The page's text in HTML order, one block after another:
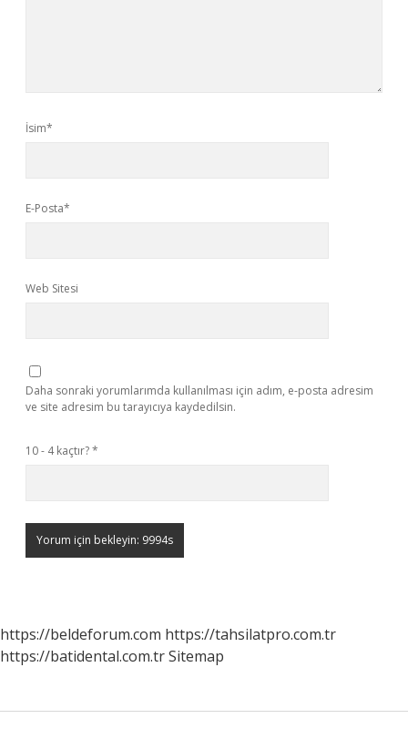
İsim*
E-Posta*
Web Sitesi
Daha sonraki yorumlarımda kullanılması için adım, e-posta adresim
ve site adresim bu tarayıcıya kaydedilsin.
10 - 4 kaçtır?*
https://beldeforum.com https://tahsilatpro.com.tr
https://batidental.com.trSitemap